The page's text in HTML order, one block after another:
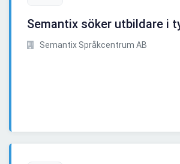
Semantix söker utbildare i
Semantix Språkcentrum AB